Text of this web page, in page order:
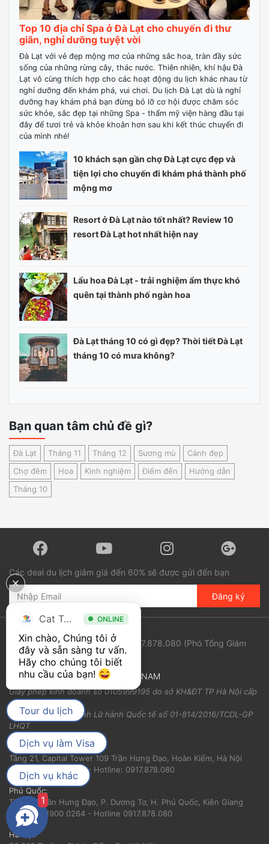
Top 10 địa chỉ Spa ở Đà Lạt cho chuyến đi thư
giãn, nghỉ dưỡng tuyệt vời
Đà Lạt với vẻ đẹp mộng mơ của những sắc hoa, tràn đầy sức
sống của những rừng cây, thác nước. Thiên nhiên, khí hậu Đà
Lạt vô cùng thích hợp cho các hoạt động du lịch khác nhau từ
nghỉ dưỡng đến khám phá, vui chơi. Du lịch Đà Lạt dù là nghỉ
dưỡng hay khám phá bạn đừng bỏ lỡ cơ hội được chăm sóc
sức khỏe, sắc đẹp tại những Spa - thẩm mỹ viện hàng đầu tại
đây để tươi trẻ và khỏe khoắn hơn sau khi kết thúc chuyến đi
của mình nhé!
10 khách sạn gần chợ Đà Lạt cực đẹp và
tiện lợi cho chuyến đi khám phá thành phố
mộng mơ
Resort ở Đà Lạt nào tốt nhất? Review 10
resort Đà Lạt hot nhất hiện nay
Lẩu hoa Đà Lạt - trải nghiệm ẩm thực khó
quên tại thành phố ngàn hoa
Đà Lạt tháng 10 có gì đẹp? Thời tiết Đà Lạt
tháng 10 có mưa không?
Bạn quan tâm chủ đề gì?
Đà Lạt Tháng 11 Tháng 12 Sương mù
Cảnh đẹp
Chợ đêm
Hoa Kinh nghiệm Điểm đến
Hướng dẫn
Tháng 10
Các deal du lịch giảm giá đến 60% sẽ được gửi đến bạn
Đăng ký
Phản ánh chất lượng dịch vụ: 0917.878.080 (Phó Tổng Giám
Đốc - Nguyễn Sỹ Hiển)
CÔNG TY TNHH CAT TOUR VIỆT NAM
Giấy phép kinh doanh số 0105999195 do sở KH&ĐT TP Hà Nội cấp
ngày 26/09/2012
Giấy phép Kinh doanh Lữ hành Quốc tế số 01-814/2016/TCDL-GP
LHQT
Trụ sở chính:
Tầng 21, Capital Tower 109 Trần Hưng Đạo, Hoàn Kiếm, Hà Nội
Tổng đài: 1900 0264 - Hotline: 0917.878.080
Phú Quốc:
Tổ 4, Đ. Trần Hưng Đạo, P. Dương Tơ, H. Phú Quốc, Kiên Giang
Tổng đài: 1900 0264 - Hotline 0917.878.080
Hà Nội:
Cat Tour ONLINE
Xin chào, Chúng tôi ở
đây và sẵn sàng tư vấn.
Hãy cho chúng tôi biết
nhu cầu của bạn!
Tour du lịch
Dịch vụ làm Visa
Dịch vụ khác
1